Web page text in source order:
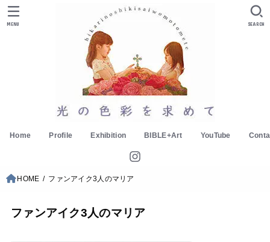
Home Profile Exhibition BIBLE+Art YouTube
SEARCH
MENU
HOME ファンアイク3人のマリア
ファンアイク3人のマリア